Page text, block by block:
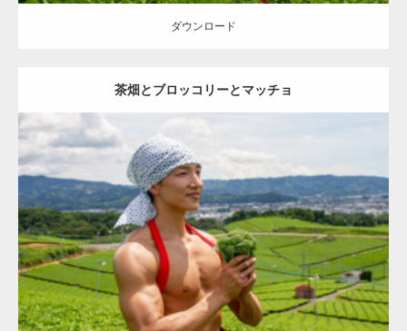
ダウンロード
茶畑とブロッコリーとマッチョ
Update:2023.02.11
Category:茶畑のマッチョ その他 AKIHITO(細マッチョ) 上腕二頭筋
上腕三頭筋 肩 八女 (福岡)
ダウンロード